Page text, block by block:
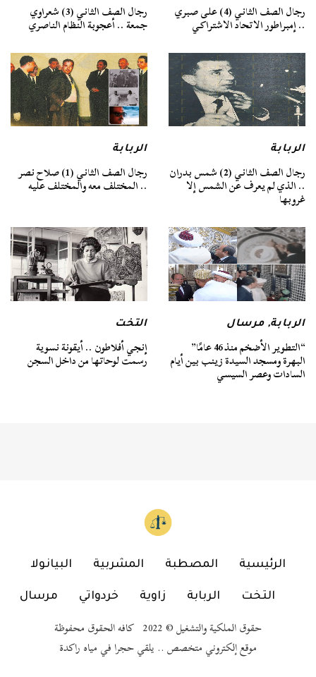
رجال الصف الثاني (4) على صبري
.. إمبراطور الاتحاد الاشتراكي
رجال الصف الثاني (3) شعراوي
جمعة .. أعجوبة النظام الناصري
الربابة
رجال الصف الثاني (2) شمس بدران
.. الذي لم يعرف عن الشمس إلا
غروبها
الربابة
رجال الصف الثاني (1) صلاح نصر
.. المختلف معه والمختلف عليه
الربابة,مرسال
“التطوير الأضخم منذ 46 عامًا”
البهرة ومسجد السيدة زينب بين أيام
السادات وعصر السيسي
التخت
إنجي أفلاطون .. أيقونة نسوية
رسمت لوحاتها من داخل السجن
الرئيسية المصطبة المشربية البيانولا
التخت الربابة زاوية خردواتي مرسال
حقوق الملكية والتشغيل © 2022 كافه الحقوق محفوظة
موقع إلكتروني متخصص .. يلقي حجرا في مياه راكدة